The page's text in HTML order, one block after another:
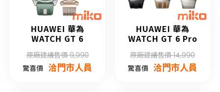
HUAWEI 華為
WATCH GT 6
原廠建議售價 9,990
驚喜價 洽門市人員
HUAWEI 華為
WATCH GT 6 Pro
原廠建議售價 14,990
驚喜價 洽門市人員